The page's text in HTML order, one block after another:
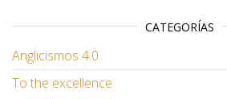
CATEGORÍAS
Anglicismos 4.0
To the excellence